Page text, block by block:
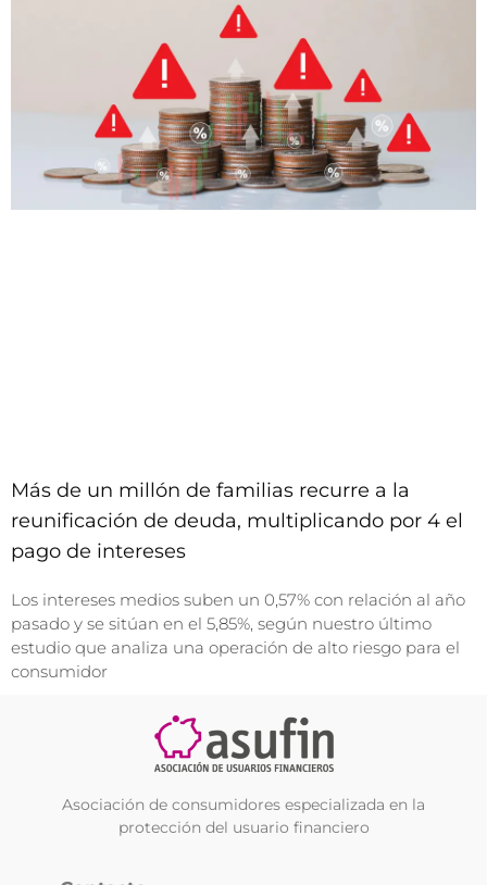
Más de un millón de familias recurre a la
reunificación de deuda, multiplicando por 4 el
pago de intereses
Los intereses medios suben un 0,57% con relación al año
pasado y se sitúan en el 5,85%, según nuestro último
estudio que analiza una operación de alto riesgo para el
consumidor
Asociación de consumidores especializada en la
protección del usuario financiero